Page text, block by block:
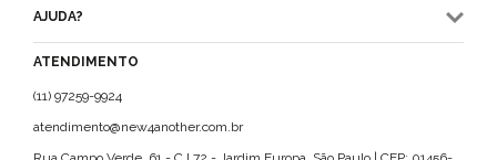
AJUDA?
ATENDIMENTO
(11) 97259-9924
atendimento@new4another.com.br